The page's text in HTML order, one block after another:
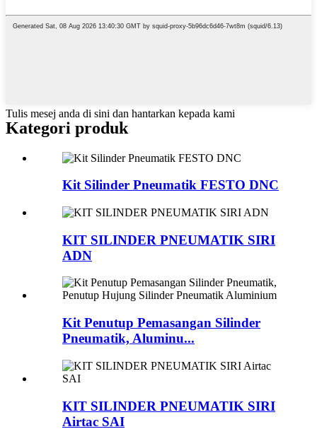
Tulis mesej anda di sini dan hantarkan kepada kami
Kategori produk
Kit Silinder Pneumatik FESTO DNC
KIT SILINDER PNEUMATIK SIRI
ADN
Kit Penutup Pemasangan Silinder
Pneumatik, Aluminu...
KIT SILINDER PNEUMATIK SIRI
Airtac SAI